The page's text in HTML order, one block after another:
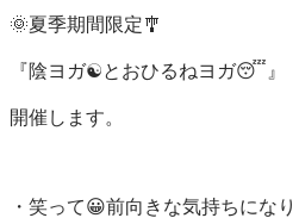
🌞夏季期間限定🎐
『陰ヨガ☯とおひるねヨガ😴』
開催します。
・笑って😀前向きな気持ちになり